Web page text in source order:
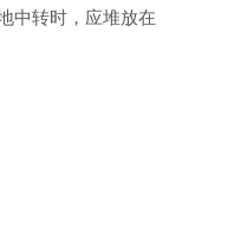
中转时，应堆放在